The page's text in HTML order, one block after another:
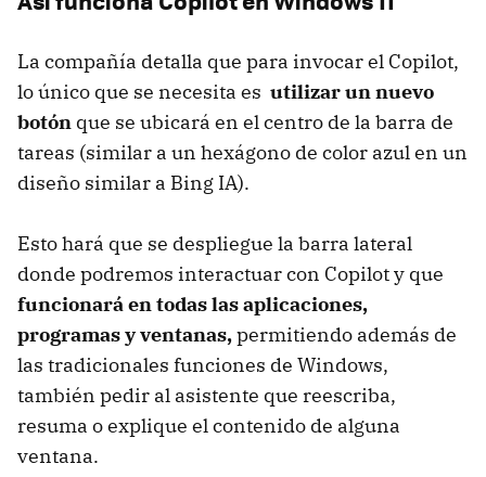
La compañía detalla que para invocar el Copilot,
lo único que se necesita es utilizar un nuevo
botón que se ubicará en el centro de la barra de
tareas (similar a un hexágono de color azul en un
diseño similar a Bing IA).
Esto hará que se despliegue la barra lateral
donde podremos interactuar con Copilot y que
funcionará en todas las aplicaciones,
programas y ventanas,permitiendo además de
las tradicionales funciones de Windows,
también pedir al asistente que reescriba,
resuma o explique el contenido de alguna
ventana.